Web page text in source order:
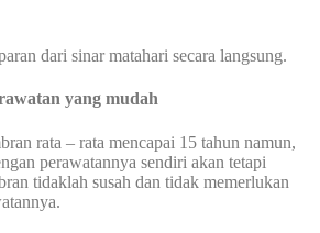
dari sinar matahari secara langsung.
yang mudah
rata – rata mencapai 15 tahun namun,
perawatannya sendiri akan tetapi
tidaklah susah dan tidak memerlukan